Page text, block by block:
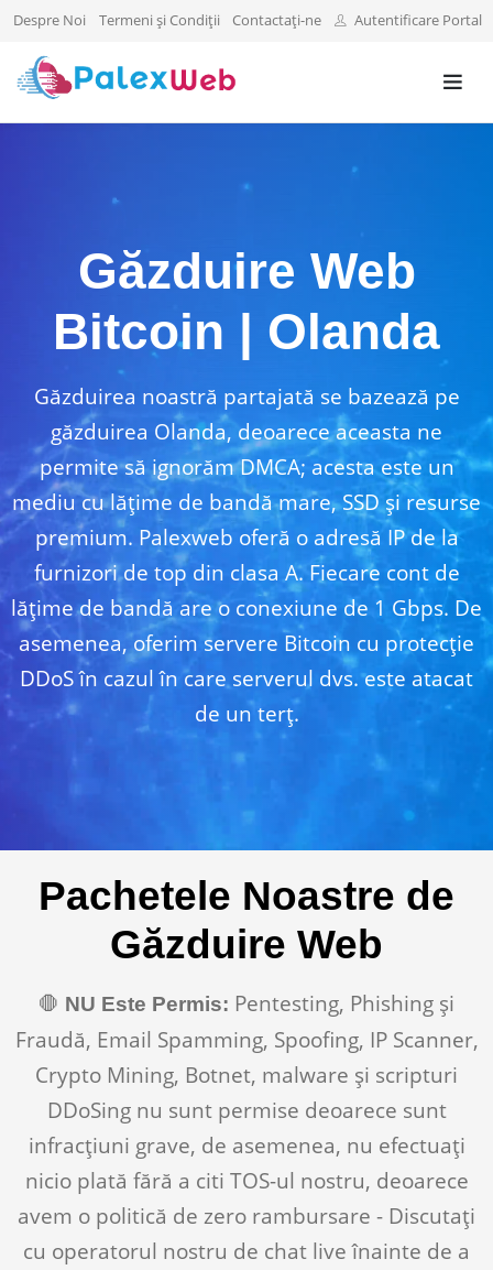
Despre Noi Termeni și Condiții Contactați-ne Autentificare Portal
Găzduire Web
Bitcoin | Olanda
Găzduirea noastră partajată se bazează pe
găzduirea Olanda, deoarece aceasta ne
permite să ignorăm DMCA; acesta este un
mediu cu lățime de bandă mare, SSD și resurse
premium. Palexweb oferă o adresă IP de la
furnizori de top din clasa A. Fiecare cont de
lățime de bandă are o conexiune de 1 Gbps. De
asemenea, oferim servere Bitcoin cu protecție
DDoS în cazul în care serverul dvs. este atacat
de un terț.
Pachetele Noastre de
Găzduire Web
🛑 NU Este Permis: Pentesting, Phishing și
Fraudă, Email Spamming, Spoofing, IP Scanner,
Crypto Mining, Botnet, malware și scripturi
DDoSing nu sunt permise deoarece sunt
infracțiuni grave, de asemenea, nu efectuați
nicio plată fără a citi TOS-ul nostru, deoarece
avem o politică de zero rambursare - Discutați
cu operatorul nostru de chat live înainte de a